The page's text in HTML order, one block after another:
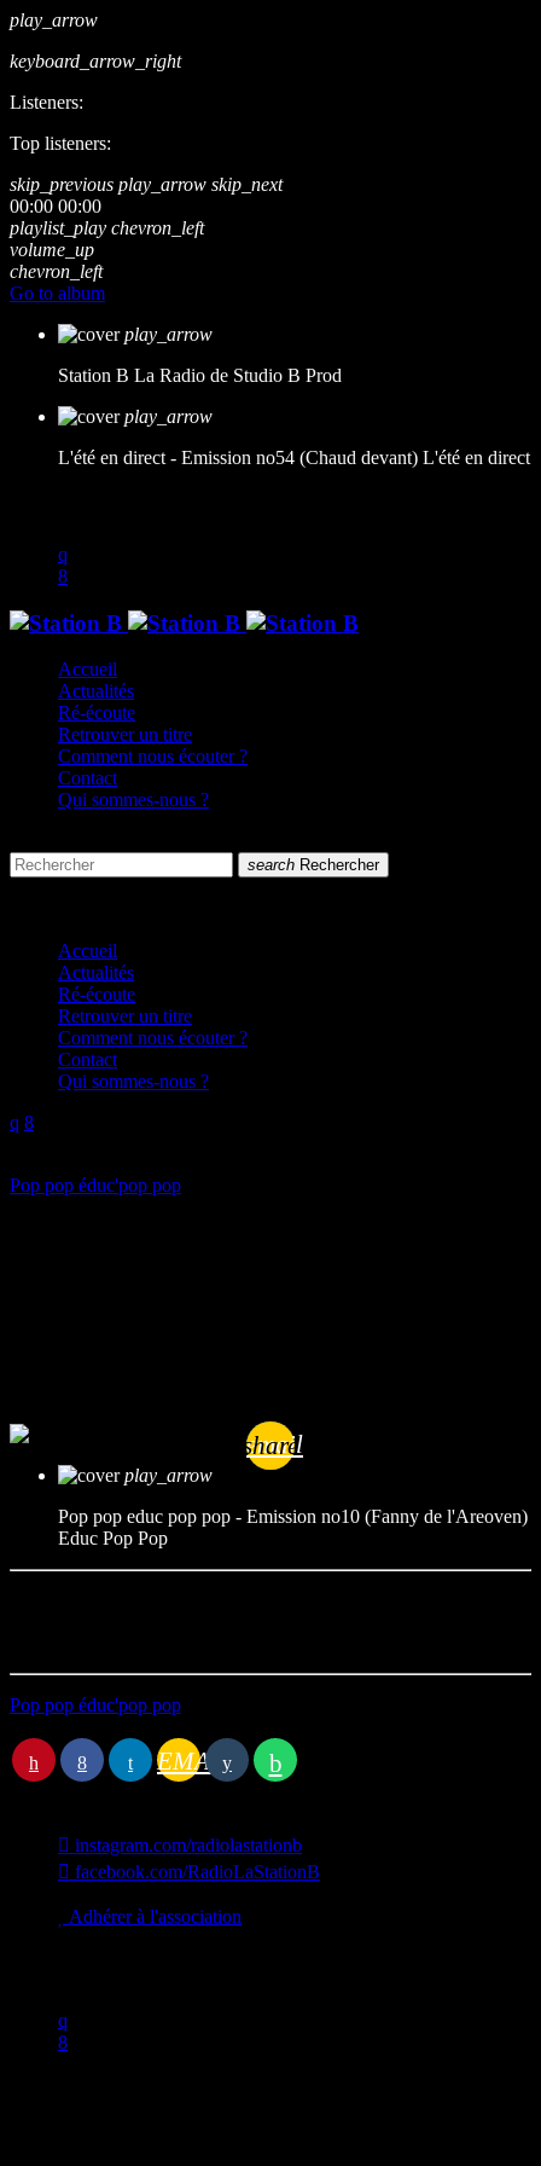
play_arrow
keyboard_arrow_right
Listeners:
Top listeners:
skip_previous play_arrow skip_next
00:00 00:00
playlist_play chevron_left
volume_up
chevron_left
Go to album
play_arrow
Station B La Radio de Studio B Prod
play_arrow
L'été en direct - Emission no54 (Chaud devant) L'été en direct
Accueil
Actualités
Ré-écoute
Retrouver un titre
Comment nous écouter ?
Contact
Qui sommes-nous ?
search Rechercher
Accueil
Actualités
Ré-écoute
Retrouver un titre
Comment nous écouter ?
Contact
Qui sommes-nous ?
Pop pop éduc'pop pop
share
email
play_arrow
Pop pop educ pop pop - Emission no10 (Fanny de l'Areoven)
Educ Pop Pop
Pop pop éduc'pop pop
EMAIL
instagram.com/radiolastationb
facebook.com/RadioLaStationB
Adhérer à l'association